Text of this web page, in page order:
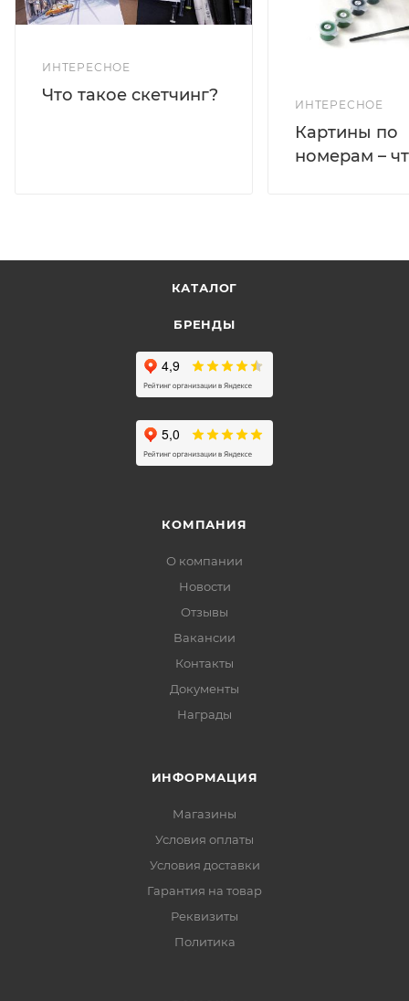
ИНТЕРЕСНОЕ
Что такое скетчинг?
ИНТЕРЕСНОЕ
Картины по
номерам –
КАТАЛОГ
БРЕНДЫ
КОМПАНИЯ
О компании
Новости
Отзывы
Вакансии
Контакты
Документы
Награды
ИНФОРМАЦИЯ
Магазины
Условия оплаты
Условия доставки
Гарантия на товар
Реквизиты
Политика